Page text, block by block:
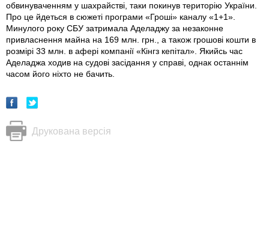
обвинуваченням у шахрайстві, таки покинув територію України.
Про це йдеться в сюжеті програми «Гроші» каналу «1+1».
Минулого року СБУ затримала Аделаджу за незаконне
привласнення майна на 169 млн. грн., а також грошові кошти в
розмірі 33 млн. в афері компанії «Кінгз кепітал». Якийсь час
Аделаджа ходив на судові засідання у справі, однак останнім
часом його ніхто не бачить.
Друкована версія